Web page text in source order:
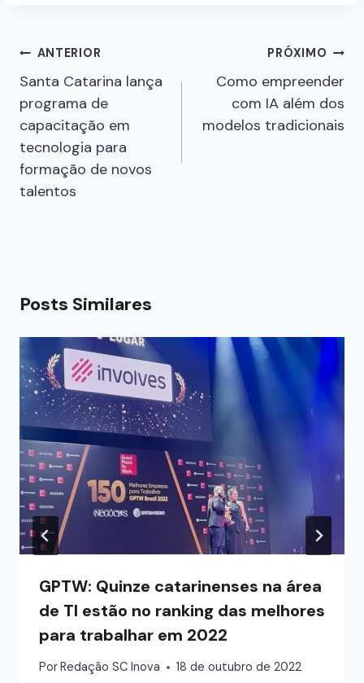
ANTERIOR
Santa Catarina lança
programa de
capacitação em
tecnologia para
formação de novos
talentos
PRÓXIMO
Como empreender
com IA além dos
modelos tradicionais
Posts Similares
GPTW: Quinze catarinenses na área
de TI estão no ranking das melhores
para trabalhar em 2022
Por Redação SC Inova 18 de outubro de 2022